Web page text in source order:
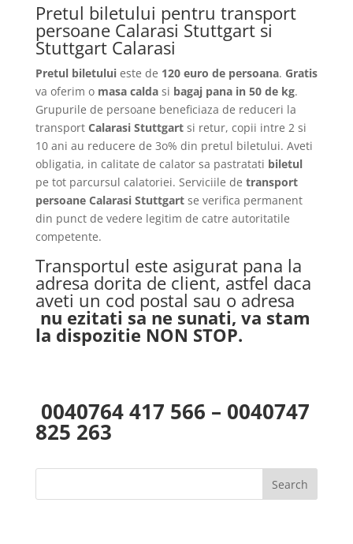
Pretul biletului pentru transport
persoane Calarasi Stuttgart si
Stuttgart Calarasi
Pretul biletuluieste de 120 euro de persoana. Gratis
va oferim o masa caldasi bagaj pana in 50 de kg.
Grupurile de persoane beneficiaza de reduceri la
transport Calarasi Stuttgartsi retur, copii intre 2 si
10 ani au reducere de 3o% din pretul biletului. Aveti
obligatia, in calitate de calator sa pastratati biletul
pe tot parcursul calatoriei. Serviciile de transport
persoane Calarasi Stuttgart se verifica permanent
din punct de vedere legitim de catre autoritatile
competente.
Transportul este asigurat pana la
adresa dorita de client, astfel daca
aveti un cod postal sau o adresa
nu ezitati sa ne sunati, va stam
la dispozitie NON STOP.
0040764 417 566 – 0040747
825 263